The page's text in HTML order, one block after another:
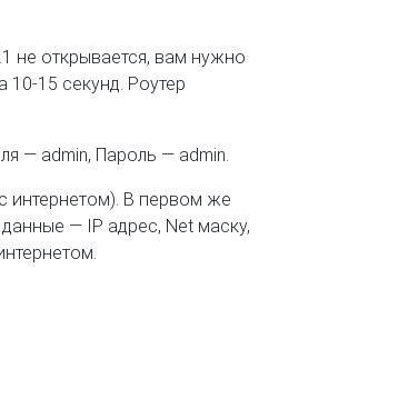
не открывается, вам нужно
15 секунд. Роутер
— admin, Пароль — admin.
интернетом). В первом же
— IP адрес, Net маску,